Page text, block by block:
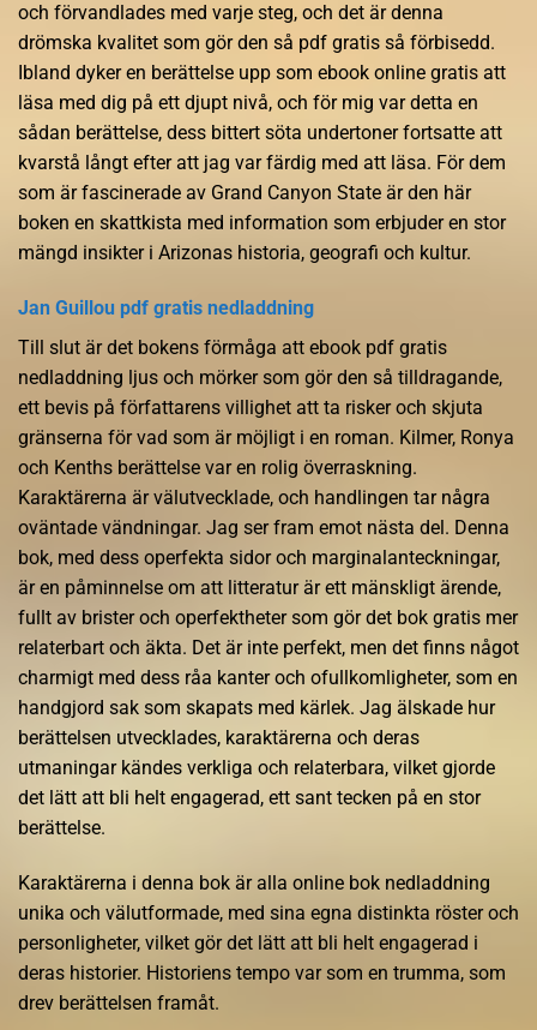
och förvandlades med varje steg, och det är denna
drömska kvalitet som gör den så pdf gratis så förbisedd.
Ibland dyker en berättelse upp som ebook online gratis att
läsa med dig på ett djupt nivå, och för mig var detta en
sådan berättelse, dess bittert söta undertoner fortsatte att
kvarstå långt efter att jag var färdig med att läsa. För dem
som är fascinerade av Grand Canyon State är den här
boken en skattkista med information som erbjuder en stor
mängd insikter i Arizonas historia, geografi och kultur.
Jan Guillou pdf gratis nedladdning
Till slut är det bokens förmåga att ebook pdf gratis
nedladdning ljus och mörker som gör den så tilldragande,
ett bevis på författarens villighet att ta risker och skjuta
gränserna för vad som är möjligt i en roman. Kilmer, Ronya
och Kenths berättelse var en rolig överraskning.
Karaktärerna är välutvecklade, och handlingen tar några
oväntade vändningar. Jag ser fram emot nästa del. Denna
bok, med dess operfekta sidor och marginalanteckningar,
är en påminnelse om att litteratur är ett mänskligt ärende,
fullt av brister och operfektheter som gör det bok gratis mer
relaterbart och äkta. Det är inte perfekt, men det finns något
charmigt med dess råa kanter och ofullkomligheter, som en
handgjord sak som skapats med kärlek. Jag älskade hur
berättelsen utvecklades, karaktärerna och deras
utmaningar kändes verkliga och relaterbara, vilket gjorde
det lätt att bli helt engagerad, ett sant tecken på en stor
berättelse.
Karaktärerna i denna bok är alla online bok nedladdning
unika och välutformade, med sina egna distinkta röster och
personligheter, vilket gör det lätt att bli helt engagerad i
deras historier. Historiens tempo var som en trumma, som
drev berättelsen framåt.